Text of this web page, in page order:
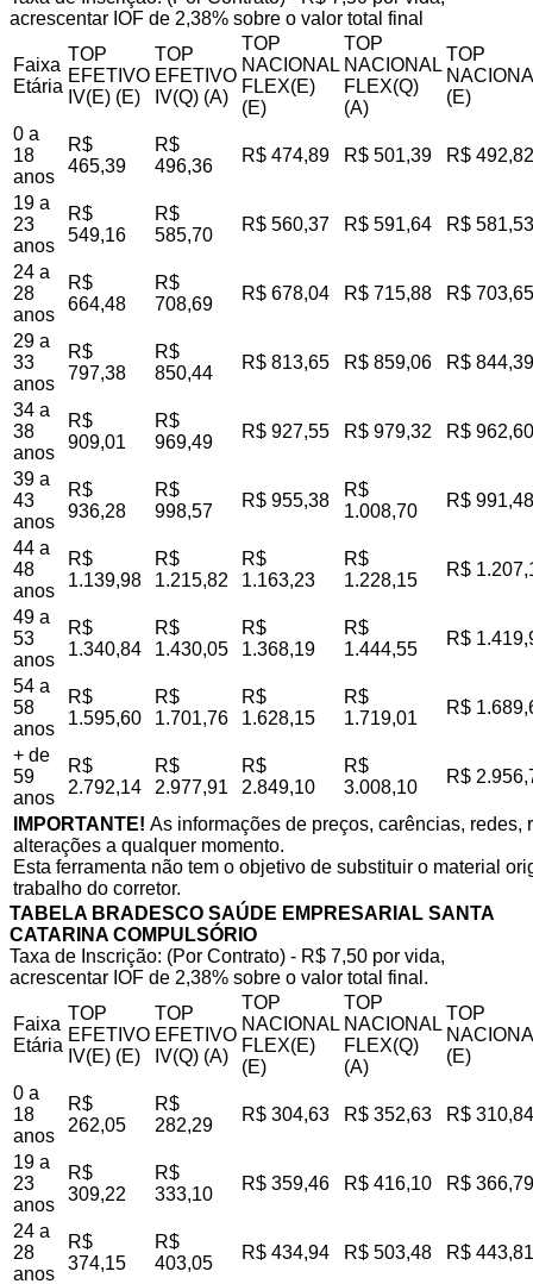
acrescentar IOF de 2,38% sobre o valor total final
Faixa
Etária
TOP
EFETIVO
IV(E) (E)
TOP
EFETIVO
IV(Q) (A)
TOP
NACIONAL
FLEX(E)
(E)
TOP
NACIONAL
FLEX(Q)
(A)
TOP
(E)
0 a
18
anos
R$
465,39
R$
496,36
R$ 474,89 R$ 501,39 R$ 492,82
19 a
23
anos
R$
549,16
R$
585,70
R$ 560,37 R$ 591,64 R$ 581,53
24 a
28
anos
R$
664,48
R$
708,69
R$ 678,04 R$ 715,88 R$ 703,65
29 a
33
anos
R$
797,38
R$
850,44
R$ 813,65 R$ 859,06 R$ 844,39
34 a
38
anos
R$
909,01
R$
969,49
R$ 927,55 R$ 979,32 R$ 962,60
39 a
43
anos
R$
936,28
R$
998,57
R$ 955,38
R$
1.008,70
R$ 991,48
44 a
48
anos
R$
1.139,98
R$
1.215,82
R$
1.163,23
R$
1.228,15
R$
49 a
53
anos
R$
1.340,84
R$
1.430,05
R$
1.368,19
R$
1.444,55
R$
54 a
58
anos
R$
1.595,60
R$
1.701,76
R$
1.628,15
R$
1.719,01
R$
+ de
59
anos
R$
2.792,14
R$
2.977,91
R$
2.849,10
R$
3.008,10
R$
IMPORTANTE! As informações de preços, carências,
alterações a qualquer momento.
Esta ferramenta não tem o objetivo de substituir o material
trabalho do corretor.
TABELA BRADESCO SAÚDE EMPRESARIAL SANTA
CATARINA COMPULSÓRIO
Taxa de Inscrição: (Por Contrato) - R$ 7,50 por vida,
acrescentar IOF de 2,38% sobre o valor total final.
Faixa
Etária
TOP
EFETIVO
IV(E) (E)
TOP
EFETIVO
IV(Q) (A)
TOP
NACIONAL
FLEX(E)
(E)
TOP
NACIONAL
FLEX(Q)
(A)
TOP
(E)
0 a
18
anos
R$
262,05
R$
282,29
R$ 304,63 R$ 352,63 R$ 310,84
19 a
23
anos
R$
309,22
R$
333,10
R$ 359,46 R$ 416,10 R$ 366,79
24 a
28
anos
R$
374,15
R$
403,05
R$ 434,94 R$ 503,48 R$ 443,81